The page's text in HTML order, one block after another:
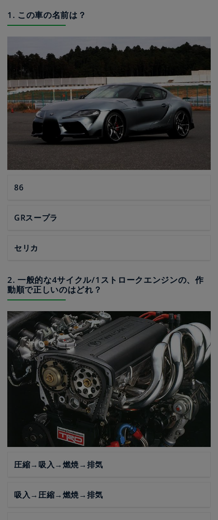
1. この車の名前は？
86
GRスープラ
セリカ
2. 一般的な4サイクル/1ストロークエンジンの、作
動順で正しいのはどれ？
圧縮→吸入→燃焼→排気
吸入→圧縮→燃焼→排気